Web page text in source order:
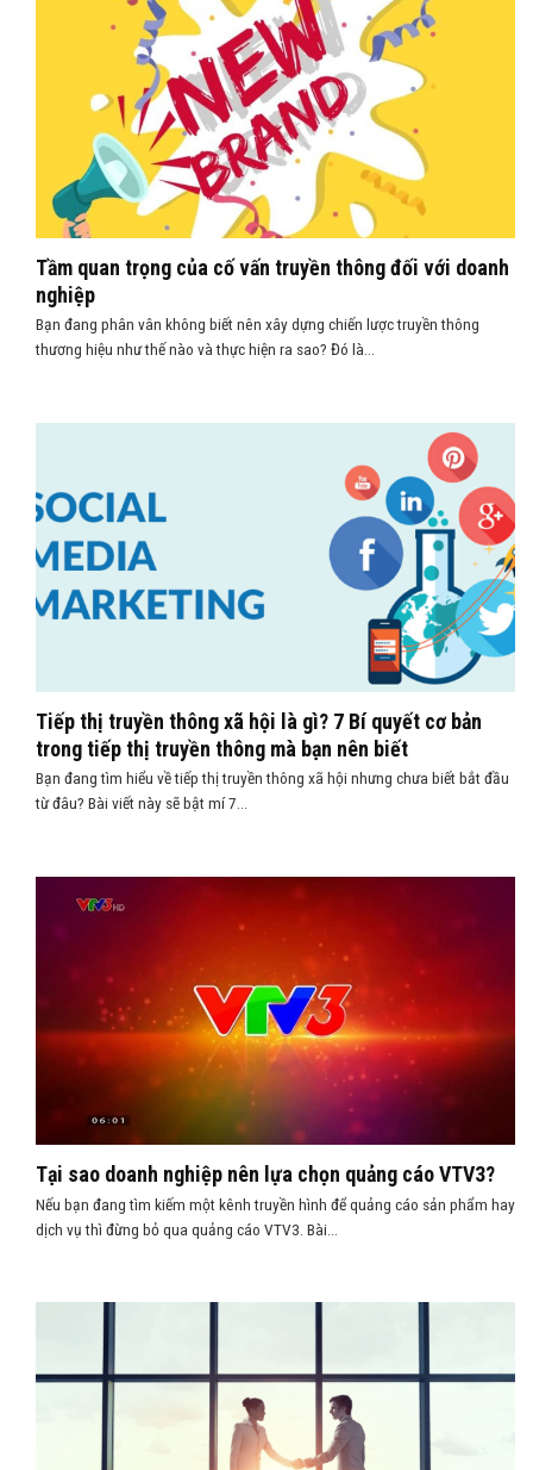
Tầm quan trọng của cố vấn truyền thông đối với doanh
nghiệp
Bạn đang phân vân không biết nên xây dựng chiến lược truyền thông
thương hiệu như thế nào và thực hiện ra sao? Đó là...
Tiếp thị truyền thông xã hội là gì? 7 Bí quyết cơ bản
trong tiếp thị truyền thông mà bạn nên biết
Bạn đang tìm hiểu về tiếp thị truyền thông xã hội nhưng chưa biết bắt đầu
từ đâu? Bài viết này sẽ bật mí 7...
Tại sao doanh nghiệp nên lựa chọn quảng cáo VTV3?
Nếu bạn đang tìm kiếm một kênh truyền hình để quảng cáo sản phẩm hay
dịch vụ thì đừng bỏ qua quảng cáo VTV3. Bài...